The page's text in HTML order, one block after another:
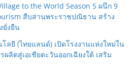
to the World Season 5 ผนึก 9
สืบสานพระราชปณิธาน สร้าง
ยั่งยืน
ลยี (ไทยแลนด์) เปิดโรงงานแห่งใหม่ใน
ลิตสู่เอเชียตะวันออกเฉียงใต้ เสริม